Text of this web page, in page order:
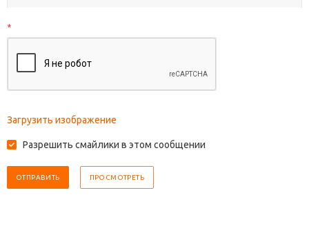
*
Загрузить изображение
Разрешить смайлики в этом сообщении